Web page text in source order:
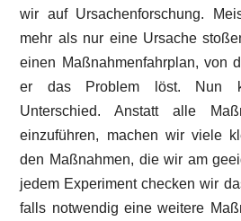
wir auf Ursachenforschung.
mehr als nur eine Ursache
einen Maßnahmenfahrplan, von
er das Problem löst. Nun
Unterschied. Anstatt alle
einzuführen, machen wir viele
den Maßnahmen, die wir am
jedem Experiment checken wir
falls notwendig eine weitere